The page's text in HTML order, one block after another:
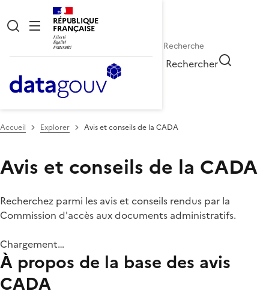
RÉPUBLIQUE
FRANÇAISE
Rechercher
Accueil Explorer Avis et conseils de la CADA
Avis et conseils de la CADA
Recherchez parmi les avis et conseils rendus par la
Commission d'accès aux documents administratifs.
Chargement…
À propos de la base des avis
CADA